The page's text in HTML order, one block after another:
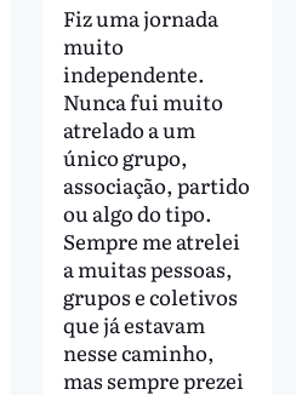
Fiz uma jornada
muito
independente.
Nunca fui muito
atrelado a um
único grupo,
associação, partido
ou algo do tipo.
Sempre me atrelei
a muitas pessoas,
grupos e coletivos
que já estavam
nesse caminho,
mas sempre prezei